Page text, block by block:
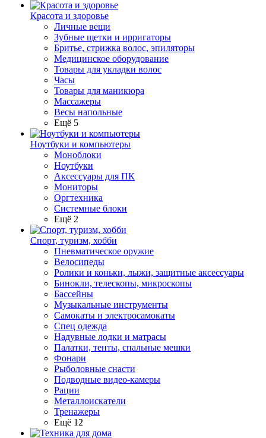
Красота и здоровье
Личные вещи
Зубные щетки и ирригаторы
Бритье, стрижка волос, эпиляторы
Медицинское оборудование
Товары для укладки волос
Часы
Товары для маникюра
Массажеры
Весы напольные
Ещё 5
Ноутбуки и компьютеры
Моноблоки
Ноутбуки
Аксессуары для ПК
Мониторы
Оргтехника
Системные блоки
Ещё 2
Спорт, туризм, хобби
Пневматическое оружие
Велосипеды
Ролики и коньки, лыжи, защитные аксессуары
Бинокли, телескопы, микроскопы
Бассейны
Музыкальные инструменты
Самокаты и электросамокаты
Спец одежда
Надувные лодки и матрасы
Палатки, тенты, спальные мешки
Фонари
Рыболовные снасти
Подводные видео-камеры
Рации
Металлоискатели
Тренажеры
Ещё 12